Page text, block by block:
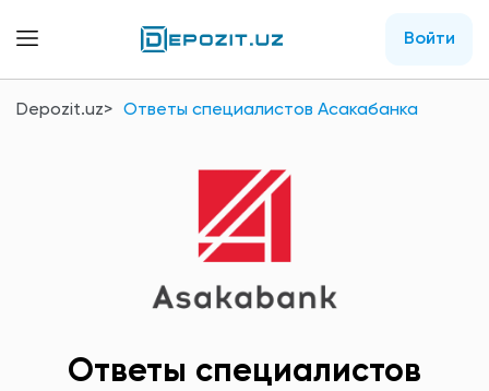
Войти
Depozit.uz Ответы специалистов Асакабанка
Ответы специалистов